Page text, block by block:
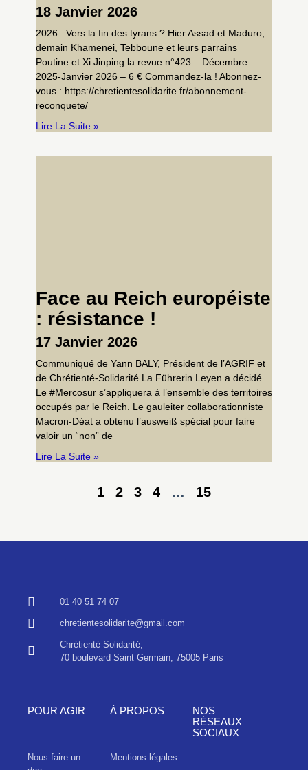
18 Janvier 2026
2026 : Vers la fin des tyrans ? Hier Assad et Maduro,
demain Khamenei, Tebboune et leurs parrains
Poutine et Xi Jinping la revue n°423 – Décembre
2025-Janvier 2026 – 6 € Commandez-la ! Abonnez-
vous : https://chretientesolidarite.fr/abonnement-
reconquete/
Lire La Suite »
Face au Reich européiste
: résistance !
17 Janvier 2026
Communiqué de Yann BALY, Président de l’AGRIF et
de Chrétienté-Solidarité La Führerin Leyen a décidé.
Le #Mercosur s’appliquera à l’ensemble des territoires
occupés par le Reich. Le gauleiter collaborationniste
Macron-Déat a obtenu l’ausweiß spécial pour faire
valoir un “non” de
Lire La Suite »
1 2 3 4 … 15
01 40 51 74 07
chretientesolidarite@gmail.com
Chrétienté Solidarité,
70 boulevard Saint Germain, 75005 Paris
POUR AGIR
Nous faire un
À PROPOS
Mentions légales
NOS
RÉSEAUX
SOCIAUX